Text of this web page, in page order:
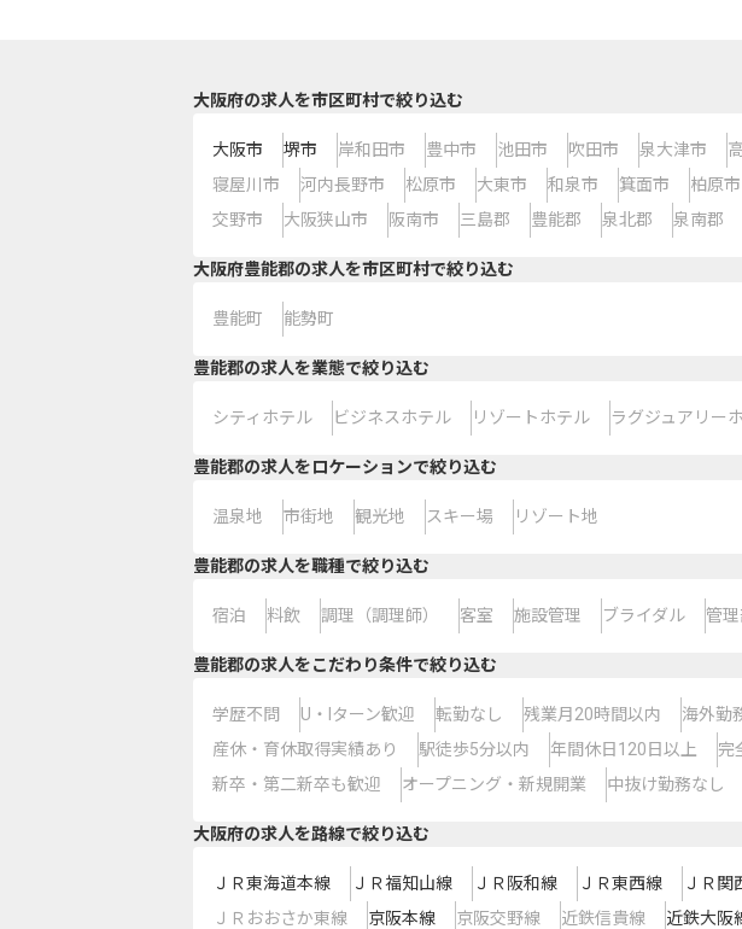
大阪府の求人を市区町村で絞り込む
大阪市 堺市 岸和田市 豊中市 池田市 吹田市 泉大津市
寝屋川市
河内長野市 松原市 大東市 和泉市 箕面市 柏原市
交野市
大阪狭山市 阪南市 三島郡 豊能郡 泉北郡 泉南郡
大阪府豊能郡の求人を市区町村で絞り込む
豊能町 能勢町
豊能郡の求人を業態で絞り込む
シティホテル ビジネスホテル リゾートホテル ラグジュアリー
豊能郡の求人をロケーションで絞り込む
温泉地 市街地 観光地 スキー場 リゾート地
豊能郡の求人を職種で絞り込む
宿泊 料飲 調理（調理師） 客室 施設管理 ブライダル 管
豊能郡の求人をこだわり条件で絞り込む
学歴不問 U・Iターン歓迎 転勤なし 残業月20時間以内 海外勤
産休・育休取得実績あり
駅徒歩5分以内 年間休日120日以上 完
新卒・第二新卒も歓迎
オープニング・新規開業 中抜け勤務なし
大阪府の求人を路線で絞り込む
ＪＲ東海道本線 ＪＲ福知山線 ＪＲ阪和線 ＪＲ東西線 ＪＲ関
ＪＲおおさか東線
京阪本線 京阪交野線 近鉄信貴線 近鉄大阪